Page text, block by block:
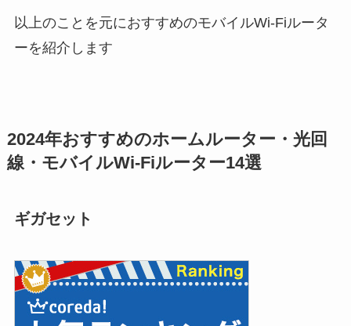
以上のことを元におすすめのモバイルWi-Fiルータ
ーを紹介します
2024年おすすめのホームルーター・光回
線・モバイルWi-Fiルーター14選
ギガセット